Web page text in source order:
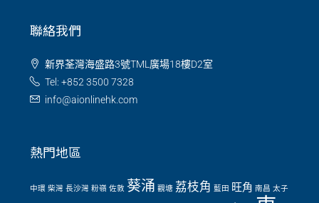
聯絡我們
新界荃灣海盛路3號TML廣場18樓D2室
Tel: +852 3500 7328
info@aionlinehk.com
熱門地區
中環 柴灣 長沙灣 粉嶺 佐敦 葵涌 觀塘 荔枝角 藍田 旺角 南昌 太子